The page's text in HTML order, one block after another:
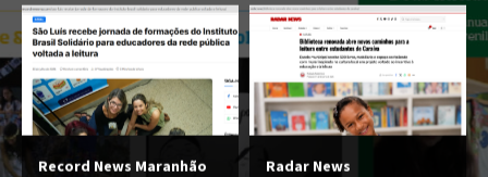
Record News Maranhão Radar News